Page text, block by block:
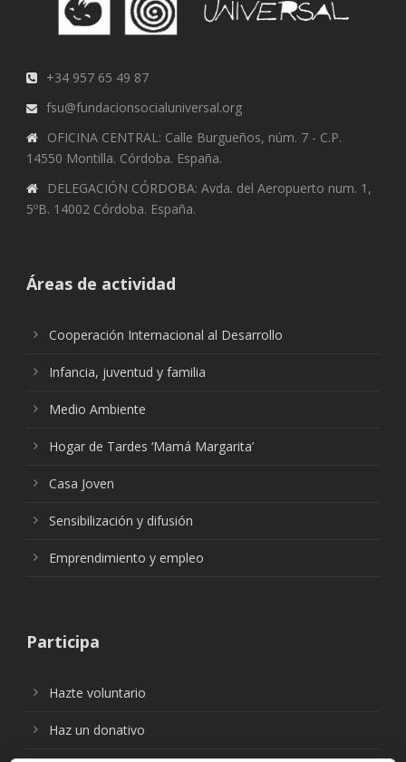
+34 957 65 49 87
fsu@fundacionsocialuniversal.org
OFICINA CENTRAL: Calle Burgueños, núm. 7 - C.P.
14550 Montilla. Córdoba. España.
DELEGACIÓN CÓRDOBA: Avda. del Aeropuerto num. 1,
5ºB. 14002 Córdoba. España.
Áreas de actividad
Cooperación Internacional al Desarrollo
Infancia, juventud y familia
Medio Ambiente
Hogar de Tardes ‘Mamá Margarita’
Casa Joven
Sensibilización y difusión
Emprendimiento y empleo
Participa
Hazte voluntario
Haz un donativo